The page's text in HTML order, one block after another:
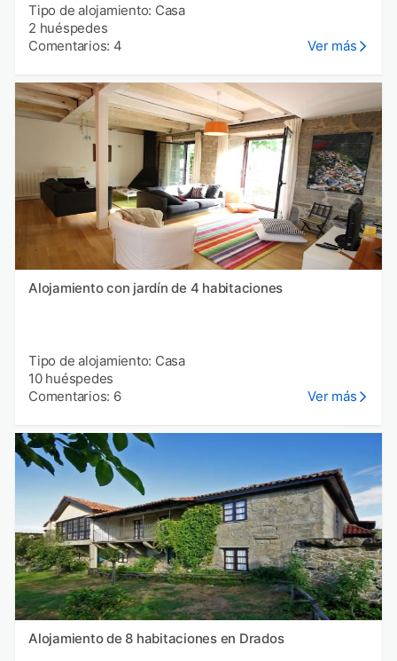
Tipo de alojamiento: Casa
2 huéspedes
Comentarios: 4
Ver más
Alojamiento con jardín de 4 habitaciones
Tipo de alojamiento: Casa
10 huéspedes
Comentarios: 6
Ver más
Alojamiento de 8 habitaciones en Drados